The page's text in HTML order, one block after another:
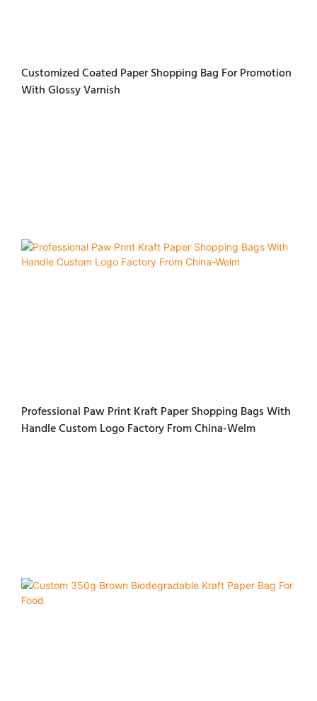
Customized Coated Paper Shopping Bag For Promotion
With Glossy Varnish
Professional Paw Print Kraft Paper Shopping Bags With
Handle Custom Logo Factory From China-Welm